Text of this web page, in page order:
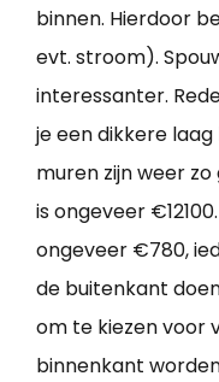
binnen. Hierdoor
evt. stroom).
interessanter.
je een dikkere
muren zijn weer
is ongeveer
ongeveer €780,
de buitenkant
om te kiezen voor
binnenkant